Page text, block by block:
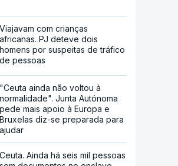
Viajavam com crianças
africanas. PJ deteve dois
homens por suspeitas de tráfico
de pessoas
"Ceuta ainda não voltou à
normalidade". Junta Autónoma
pede mais apoio à Europa e
Bruxelas diz-se preparada para
ajudar
Ceuta. Ainda há seis mil pessoas